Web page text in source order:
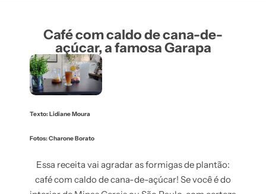
Café com caldo de cana-de-
açúcar, a famosa Garapa
Texto: Lidiane Moura
Fotos: Charone Borato
Essa receita vai agradar as formigas de plantão:
café com caldo de cana-de-açúcar! Se você é do